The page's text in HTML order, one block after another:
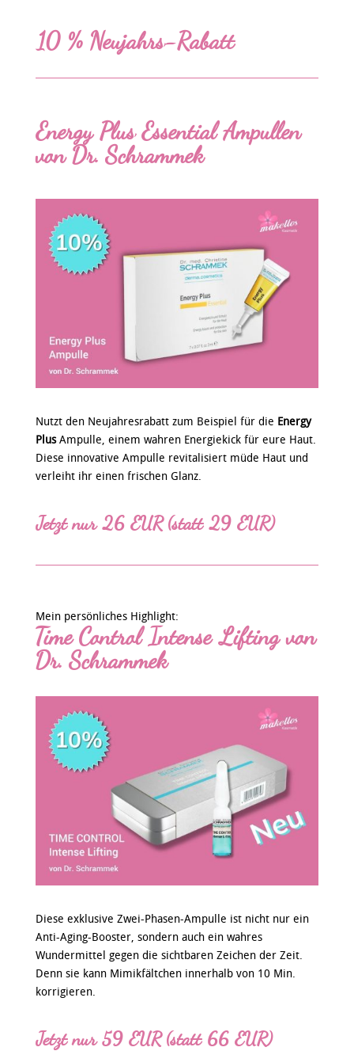
10 % Neujahrs-Rabatt
Energy Plus Essential Ampullen
von Dr. Schrammek
Nutzt den Neujahresrabatt zum Beispiel für die Energy
PlusAmpulle, einem wahren Energiekick für eure Haut.
Diese innovative Ampulle revitalisiert müde Haut und
verleiht ihr einen frischen Glanz.
Jetzt nur 26 EUR (statt 29 EUR)
Mein persönliches Highlight:
Time Control Intense Lifting von
Dr. Schrammek
Diese exklusive Zwei-Phasen-Ampulle ist nicht nur ein
Anti-Aging-Booster, sondern auch ein wahres
Wundermittel gegen die sichtbaren Zeichen der Zeit.
Denn sie kann Mimikfältchen innerhalb von 10 Min.
korrigieren.
Jetzt nur 59 EUR(statt 66 EUR)